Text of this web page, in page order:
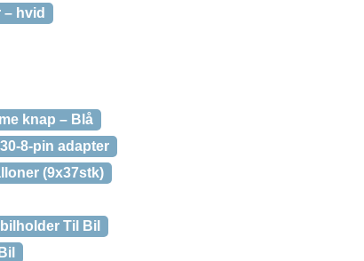
– hvid
knap – Blå
30-8-pin adapter
(9x37stk)
Til Bil